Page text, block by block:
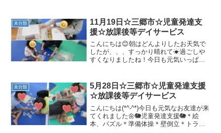
いっぱいです＼(^o^)／＊動物変身音楽に
合わせて♪...
未分類
11月19日☆三郷市☆児童発達支
援☆放課後等デイサービス
こんにちは😊朝はどんよりしたお天気で
したが、、、すっかり晴れて☀過ごしや
すくなりましたね！今日も元気いっぱい
パズル☀準備体操「ラーメン体操」☀壁
倒立以前まで肘...
未分類
5月28日☆三郷市☆児童発達支援
☆放課後等デイサービス
こんにちは(*^-^*)今日も元気なお友達が来
てくれました🌼🐘児童発達支援🐘＊絵
本、パズル＊準備体操＊壁倒立＊トラン